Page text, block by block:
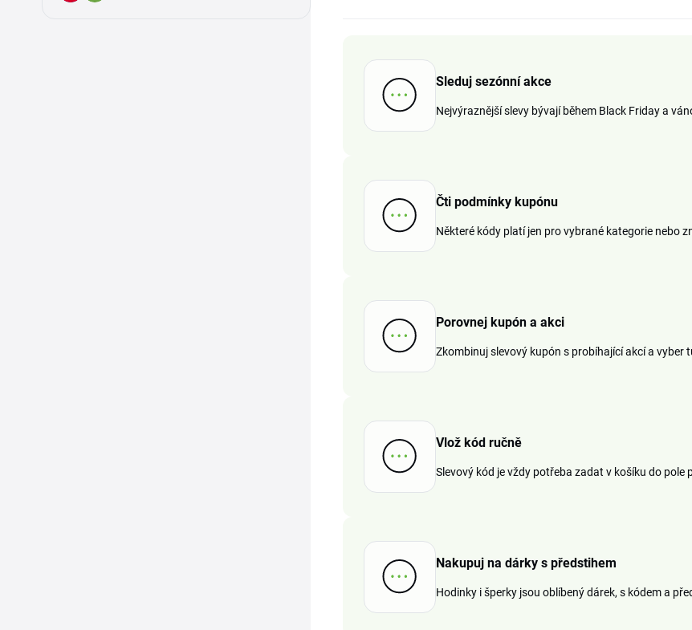
Sleduj sezónní akce
Nejvýraznější slevy bývají během Black Friday a
Čti podmínky kupónu
Některé kódy platí jen pro vybrané kategorie nebo
Porovnej kupón a akci
Zkombinuj slevový kupón s probíhající akcí a vyber
Vlož kód ručně
Slevový kód je vždy potřeba zadat v košíku do pole
Nakupuj na dárky s předstihem
Hodinky i šperky jsou oblíbený dárek, s kódem a